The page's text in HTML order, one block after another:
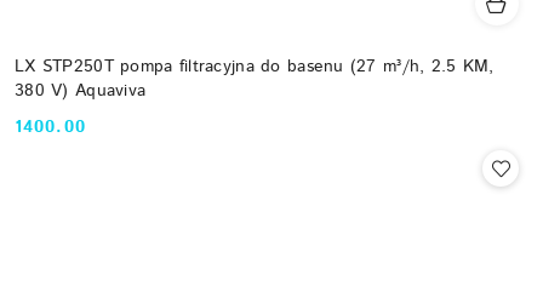
LX STP250T pompa filtracyjna do basenu (27 m³/h, 2.5 KM,
380 V) Aquaviva
Cena:
1400.00